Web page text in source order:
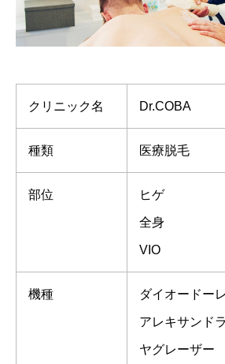
クリニック名 Dr.COBA
種類 医療脱毛
部位 ヒゲ
全身
VIO
機種 ダイオードー
アレキサンド
ヤグレーザー